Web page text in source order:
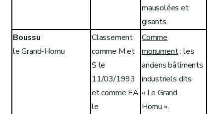
mausolées et
gisants.
Boussu
le Grand-Hornu
Classement
comme M et
S le
11/03/1993
et comme EA
le
Comme
monument: les
anciens bâtiments
industriels dits
« Le Grand
Hornu ».